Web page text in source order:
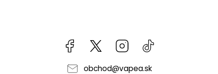
Facebook kzifcak85131Instagram
obchod@vapea.sk